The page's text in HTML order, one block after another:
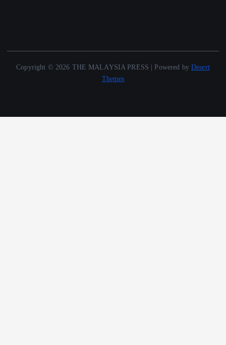
Copyright © 2026 THE MALAYSIA PRESS | Powered byDesert
Themes